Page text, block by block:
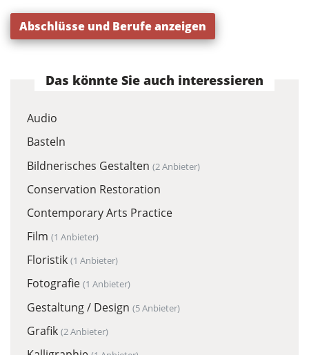
Abschlüsse und Berufe anzeigen
Das könnte Sie auch interessieren
Audio
Basteln
Bildnerisches Gestalten (2 Anbieter)
Conservation Restoration
Contemporary Arts Practice
Film (1 Anbieter)
Floristik (1 Anbieter)
Fotografie (1 Anbieter)
Gestaltung / Design (5 Anbieter)
Grafik (2 Anbieter)